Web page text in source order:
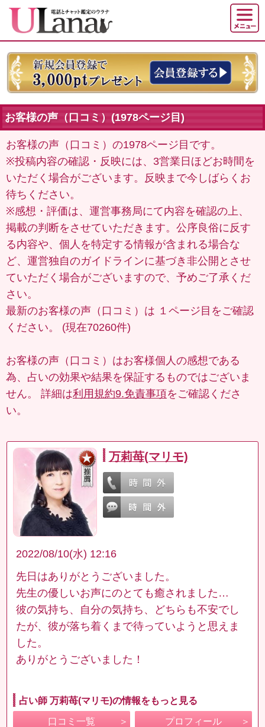
お客様の声（口コミ）(1978ページ目)
お客様の声（口コミ）の1978ページ目です。
※投稿内容の確認・反映には、3営業日ほどお時間を
いただく場合がございます。反映まで今しばらくお
待ちください。
※感想・評価は、運営事務局にて内容を確認の上、
掲載の判断をさせていただきます。公序良俗に反す
る内容や、個人を特定する情報が含まれる場合な
ど、運営独自のガイドラインに基づき非公開とさせ
ていただく場合がございますので、予めご了承くだ
さい。
最新のお客様の声（口コミ）は １ページ目 をご確認
ください。 (現在70260件)
お客様の声（口コミ）はお客様個人の感想である
為、占いの効果や結果を保証するものではございま
せん。 詳細は利用規約9.免責事項をご確認くださ
い。
万莉苺(マリモ)
2022/08/10(水) 12:16
先日はありがとうございました。
先生の優しいお声にのとても癒されました…
彼の気持ち、自分の気持ち、どちらも不安でし
たが、彼が落ち着くまで待っていようと思えま
した。
ありがとうございました！
占い師 万莉苺(マリモ)の情報をもっと見る
口コミ一覧 プロフィール